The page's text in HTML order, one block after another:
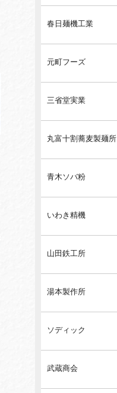
春日麺機工業
元町フーズ
三省堂実業
丸富十割蕎麦製麺所
青木ソバ粉
いわき精機
山田鉄工所
湯本製作所
ソディック
武蔵商会